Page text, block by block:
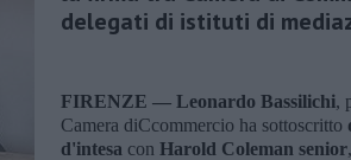
delegati di istituti di
FIRENZE — Leonardo Bassilichi,
Camera diCcommercio ha sottoscritto
d'intesa con Harold Coleman senior